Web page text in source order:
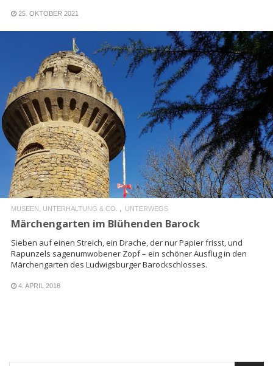
25. OKTOBER 2021
READ MORE
MUSEEN, UNTERHALTUNG & CO. UNTERWEGS
Märchengarten im Blühenden Barock
Sieben auf einen Streich, ein Drache, der nur Papier frisst, und
Rapunzels sagenumwobener Zopf – ein schöner Ausflug in den
Märchengarten des Ludwigsburger Barockschlosses.
4. APRIL 2018